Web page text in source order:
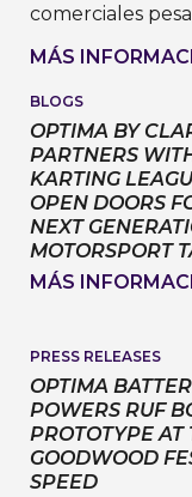
comerciales
MÁS
BLOGS
OPTIMA BY
PARTNERS
KARTING
OPEN DOORS
NEXT
MOTORSPORT
MÁS
PRESS RELEASES
OPTIMA
POWERS RUF
PROTOTYPE AT
GOODWOOD
SPEED